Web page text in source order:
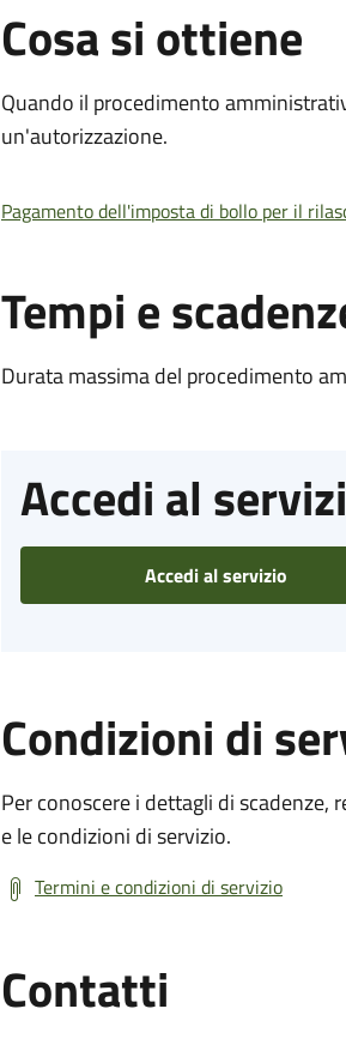
Cosa si ottiene
Quando il procedimento
un'autorizzazione.
Pagamento dell'imposta di bollo per il
Tempi e
Durata massima del procedimento
Accedi al
Accedi al servizio
Condizioni di
Per conoscere i dettagli di
e le condizioni di servizio.
Termini e condizioni di servizio
Contatti